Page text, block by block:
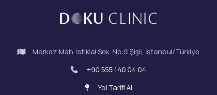
Merkez Mah. İstiklal Sok. No:9 Şişli, İstanbul/Türkiye
+90 555 140 04 04
Yol Tarifi Al